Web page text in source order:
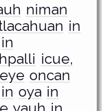
niman
in
in
icue,
oncan
in oya in